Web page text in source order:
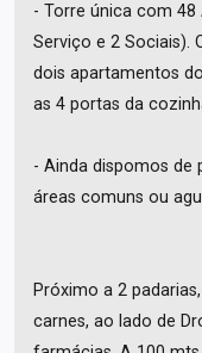
- Torre única com 48
Serviço e 2 Sociais).
dois apartamentos
as 4 portas da
- Ainda dispomos de
áreas comuns ou
Próximo a 2
carnes, ao lado de